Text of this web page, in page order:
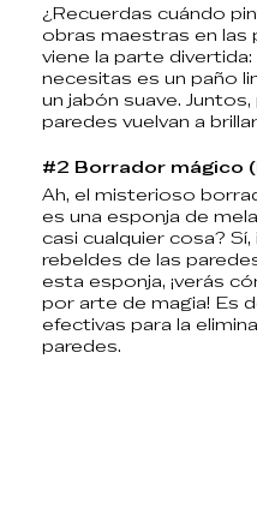
¿Recuerdas cuándo
obras maestras en las
viene la parte divertida:
necesitas es un paño
un jabón suave.
paredes vuelvan a
#2 Borrador mágico
Ah, el misterioso
es una esponja de
casi cualquier cosa?
rebeldes de las
esta esponja, ¡verás
por arte de magia! Es
efectivas para la
paredes.